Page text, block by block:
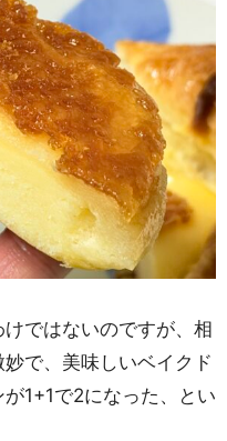
ではないのですが、相
で、美味しいベイクド
1+1で2になった、とい